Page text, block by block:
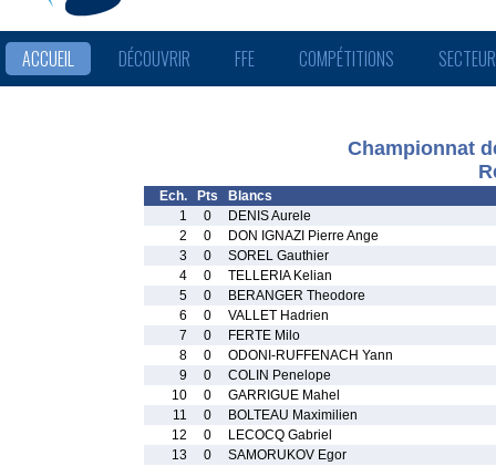
ACCUEIL DÉCOUVRIR FFE COMPÉTITIONS
Championnat
Ech. Pts
Blancs
1
0
DENIS Aurele
2
0
DON IGNAZI Pierre Ange
3
0
SOREL Gauthier
4
0
TELLERIA Kelian
5
0
BERANGER Theodore
6
0
VALLET Hadrien
7
0
FERTE Milo
8
0
ODONI-RUFFENACH Yann
9
0
COLIN Penelope
10
0
GARRIGUE Mahel
11
0
BOLTEAU Maximilien
12
0
LECOCQ Gabriel
13
0
SAMORUKOV Egor